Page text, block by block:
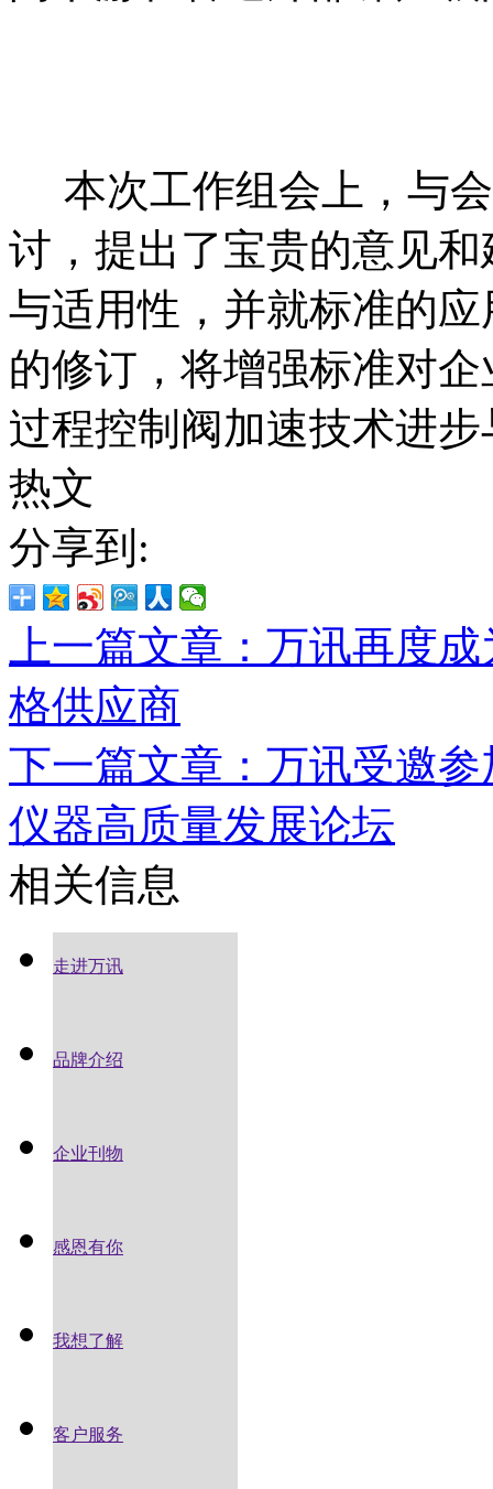
本次工作组会上，与
讨，提出了宝贵的意见
与适用性，并就标准的
的修订，将增强标准对
过程控制阀加速技术进
热文
分享到:
上一篇文章：万讯再度
格供应商
下一篇文章：万讯受邀
仪器高质量发展论坛
相关信息
走进万讯
品牌介绍
企业刊物
感恩有你
我想了解
客户服务